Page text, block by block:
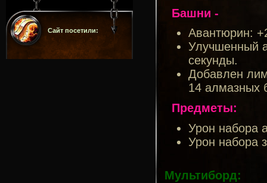
Сайт посетили:
Башни -
Авантюрин:
Улучшенный
секунды.
Добавлен
14 алмазных
Предметы:
Урон набора
Урон набора
Мультиборд: